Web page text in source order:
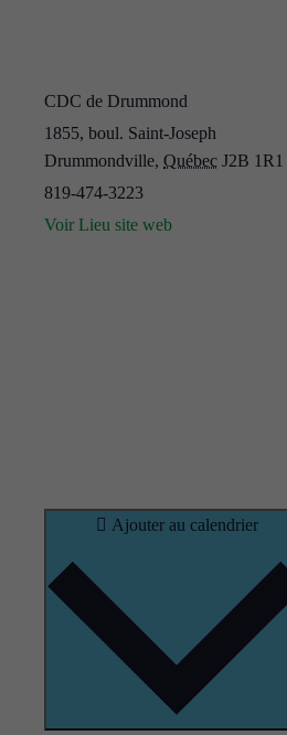
CDC de Drummond
1855, boul. Saint-Joseph
Drummondville, Québec J2B 1R1
819-474-3223
Voir Lieu site web
Ajouter au calendrier